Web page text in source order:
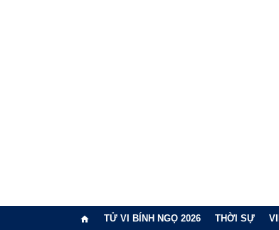
TỬ VI BÍNH NGỌ 2026 THỜI SỰ